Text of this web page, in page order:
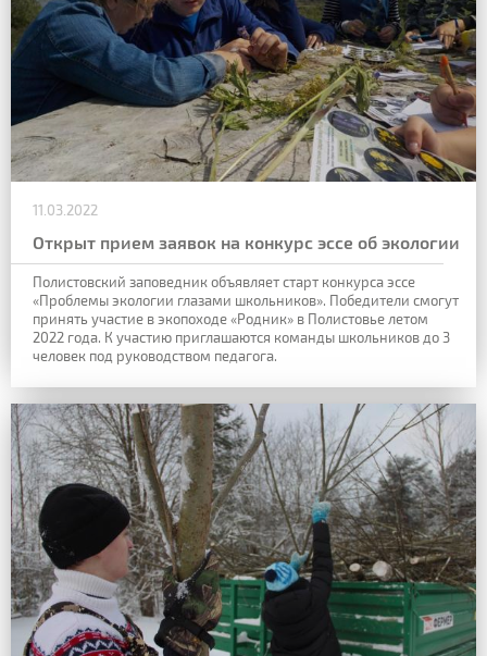
11.03.2022
Открыт прием заявок на конкурс эссе об экологии
Полистовский заповедник объявляет старт конкурса эссе
«Проблемы экологии глазами школьников». Победители смогут
принять участие в экопоходе «Родник» в Полистовье летом
2022 года. К участию приглашаются команды школьников до 3
человек под руководством педагога.